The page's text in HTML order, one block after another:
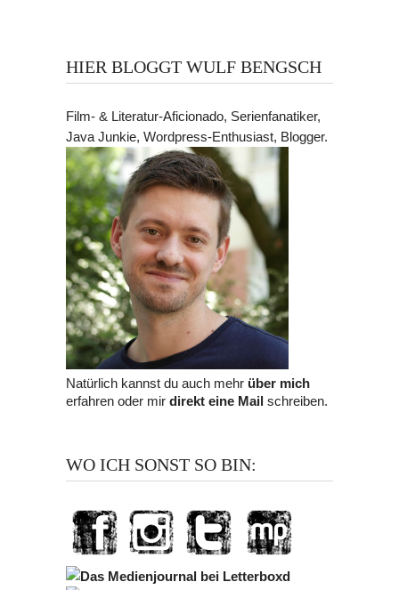
HIER BLOGGT WULF BENGSCH
Film- & Literatur-Aficionado, Serienfanatiker,
Java Junkie, Wordpress-Enthusiast, Blogger.
Natürlich kannst du auch mehr über mich
erfahren oder mir direkt eine Mailschreiben.
WO ICH SONST SO BIN: